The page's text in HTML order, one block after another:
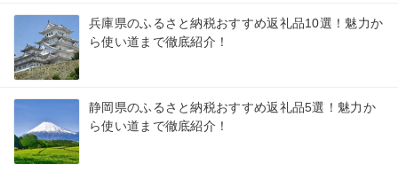
兵庫県のふるさと納税おすすめ返礼品10選！魅力か
ら使い道まで徹底紹介！
静岡県のふるさと納税おすすめ返礼品5選！魅力か
ら使い道まで徹底紹介！